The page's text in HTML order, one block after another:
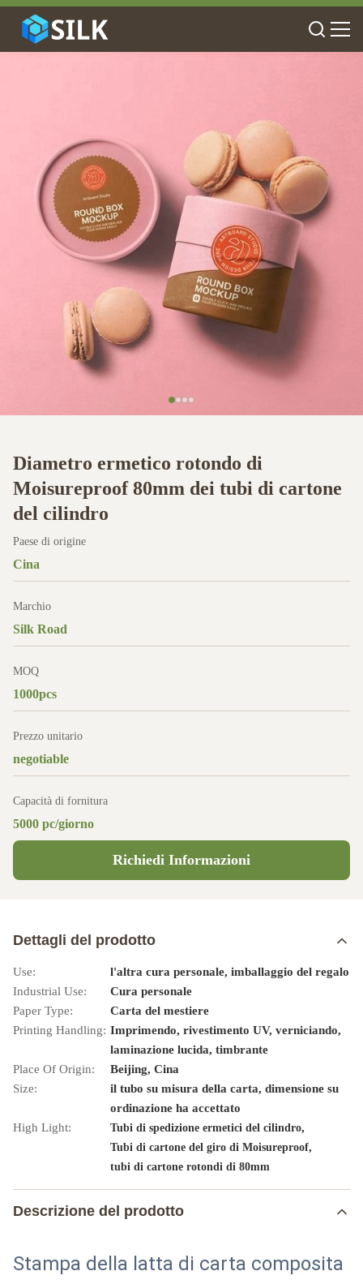
Diametro ermetico rotondo di
Moisureproof 80mm dei tubi di cartone
del cilindro
Paese di origine
Cina
Marchio
Silk Road
MOQ
1000pcs
Prezzo unitario
negotiable
Capacità di fornitura
5000 pc/giorno
Richiedi Informazioni
Dettagli del prodotto
Use:
l'altra cura personale, imballaggio del regalo
Industrial Use:
Cura personale
Paper Type:
Carta del mestiere
Printing Handling: Imprimendo, rivestimento UV, verniciando,
laminazione lucida, timbrante
Place Of Origin:
Beijing, Cina
Size:
il tubo su misura della carta, dimensione su
ordinazione ha accettato
High Light:
Tubi di spedizione ermetici del cilindro,
Tubi di cartone del giro di Moisureproof,
tubi di cartone rotondi di 80mm
Descrizione del prodotto
Stampa della latta di carta composita